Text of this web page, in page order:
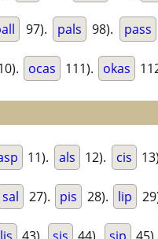
97). pals 98). pass
ocas 111). okas
11). als 12). cis
sal 27). pis 28). lip